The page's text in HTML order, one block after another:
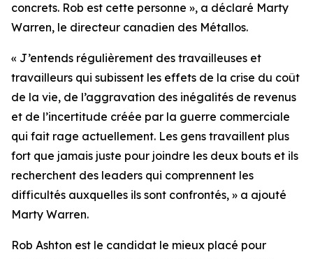
concrets. Rob est cette personne », a déclaré Marty
Warren, le directeur canadien des Métallos.
« J’entends régulièrement des travailleuses et
travailleurs qui subissent les effets de la crise du coût
de la vie, de l’aggravation des inégalités de revenus
et de l’incertitude créée par la guerre commerciale
qui fait rage actuellement. Les gens travaillent plus
fort que jamais juste pour joindre les deux bouts et ils
recherchent des leaders qui comprennent les
difficultés auxquelles ils sont confrontés, » a ajouté
Marty Warren.
Rob Ashton est le candidat le mieux placé pour